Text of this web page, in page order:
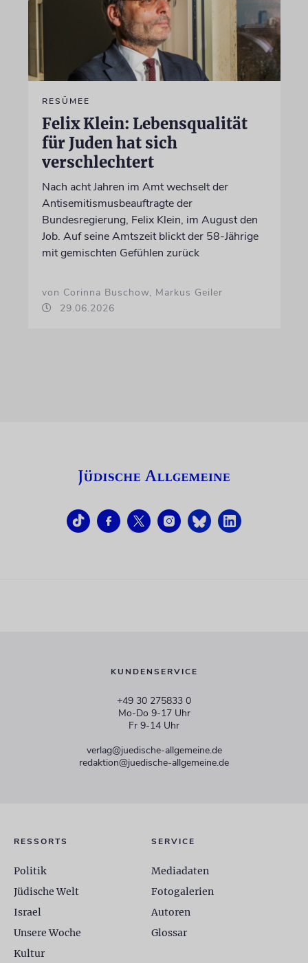
RESÜMEE
Felix Klein: Lebensqualität
für Juden hat sich
verschlechtert
Nach acht Jahren im Amt wechselt der
Antisemitismusbeauftragte der
Bundesregierung, Felix Klein, im August den
Job. Auf seine Amtszeit blickt der 58-Jährige
mit gemischten Gefühlen zurück
von Corinna Buschow, Markus Geiler
29.06.2026
KUNDENSERVICE
+49 30 275833 0
Mo-Do 9-17 Uhr
Fr 9-14 Uhr
verlag@juedische-allgemeine.de
redaktion@juedische-allgemeine.de
RESSORTS
Politik
Jüdische Welt
Israel
Unsere Woche
Kultur
SERVICE
Mediadaten
Fotogalerien
Autoren
Glossar